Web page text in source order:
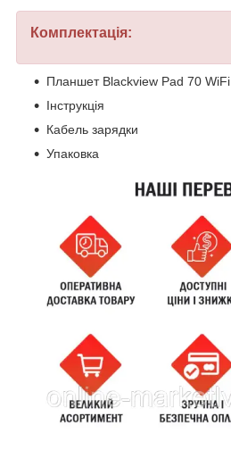
Комплектація:
Планшет Blackview Pad 70 WiFi
Інструкція
Кабель зарядки
Упаковка